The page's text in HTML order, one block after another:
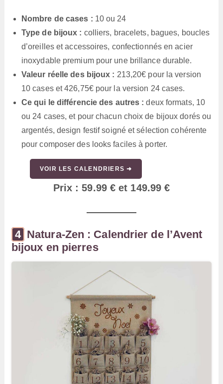
Nombre de cases : 10 ou 24
Type de bijoux : colliers, bracelets, bagues, boucles
d’oreilles et accessoires, confectionnés en acier
inoxydable premium pour une brillance durable.
Valeur réelle des bijoux : 213,20€ pour la version
10 cases et 426,75€ pour la version 24 cases.
Ce qui le différencie des autres : deux formats, 10
ou 24 cases, et pour chacun choix de bijoux dorés ou
argentés, design festif soigné et sélection cohérente
pour composer des looks faciles à porter.
VOIR LES CALENDRIERS ➜
Prix : 59.99 € et 149.99 €
Natura-Zen : Calendrier de l’Avent
bijoux en pierres